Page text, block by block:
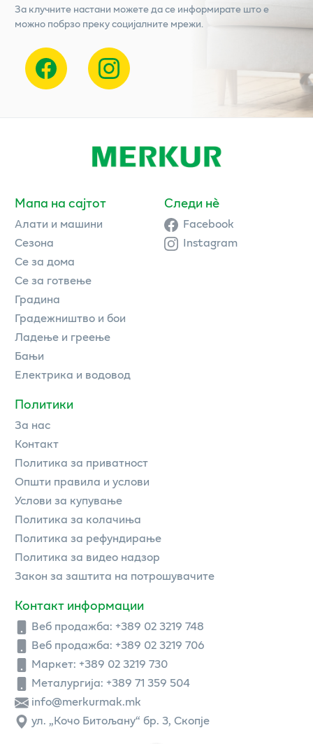
За клучните настани можете да се информирате што е
можно побрзо преку социјалните мрежи.
Мапа на сајтот
Алати и машини
Сезона
Се за дома
Се за готвење
Градина
Градежништво и бои
Ладење и греење
Бањи
Електрика и водовод
Политики
За нас
Контакт
Политика за приватност
Општи правила и услови
Услови за купување
Политика за колачиња
Политика за рефундирање
Политика за видео надзор
Закон за заштита на потрошувачите
Контакт информации
Веб продажба: +389 02 3219 748
Веб продажба: +389 02 3219 706
Маркет: +389 02 3219 730
Металургија: +389 71 359 504
info@merkurmak.mk
ул. „Кочо Битољану“ бр. 3, Скопје
Следи нè
Facebook
Instagram